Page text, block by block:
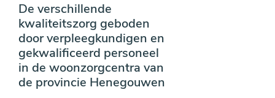
De verschillende
kwaliteitszorg geboden
door verpleegkundigen en
gekwalificeerd personeel
in de woonzorgcentra van
de provincie Henegouwen